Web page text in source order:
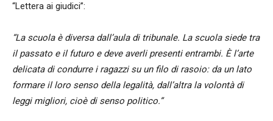
“Lettera ai giudici”:
“La scuola è diversa dall’aula di tribunale. La scuola siede tra
il passato e il futuro e deve averli presenti entrambi. È l’arte
delicata di condurre i ragazzi su un filo di rasoio: da un lato
formare il loro senso della legalità, dall’altra la volontà di
leggi migliori, cioè di senso politico.”